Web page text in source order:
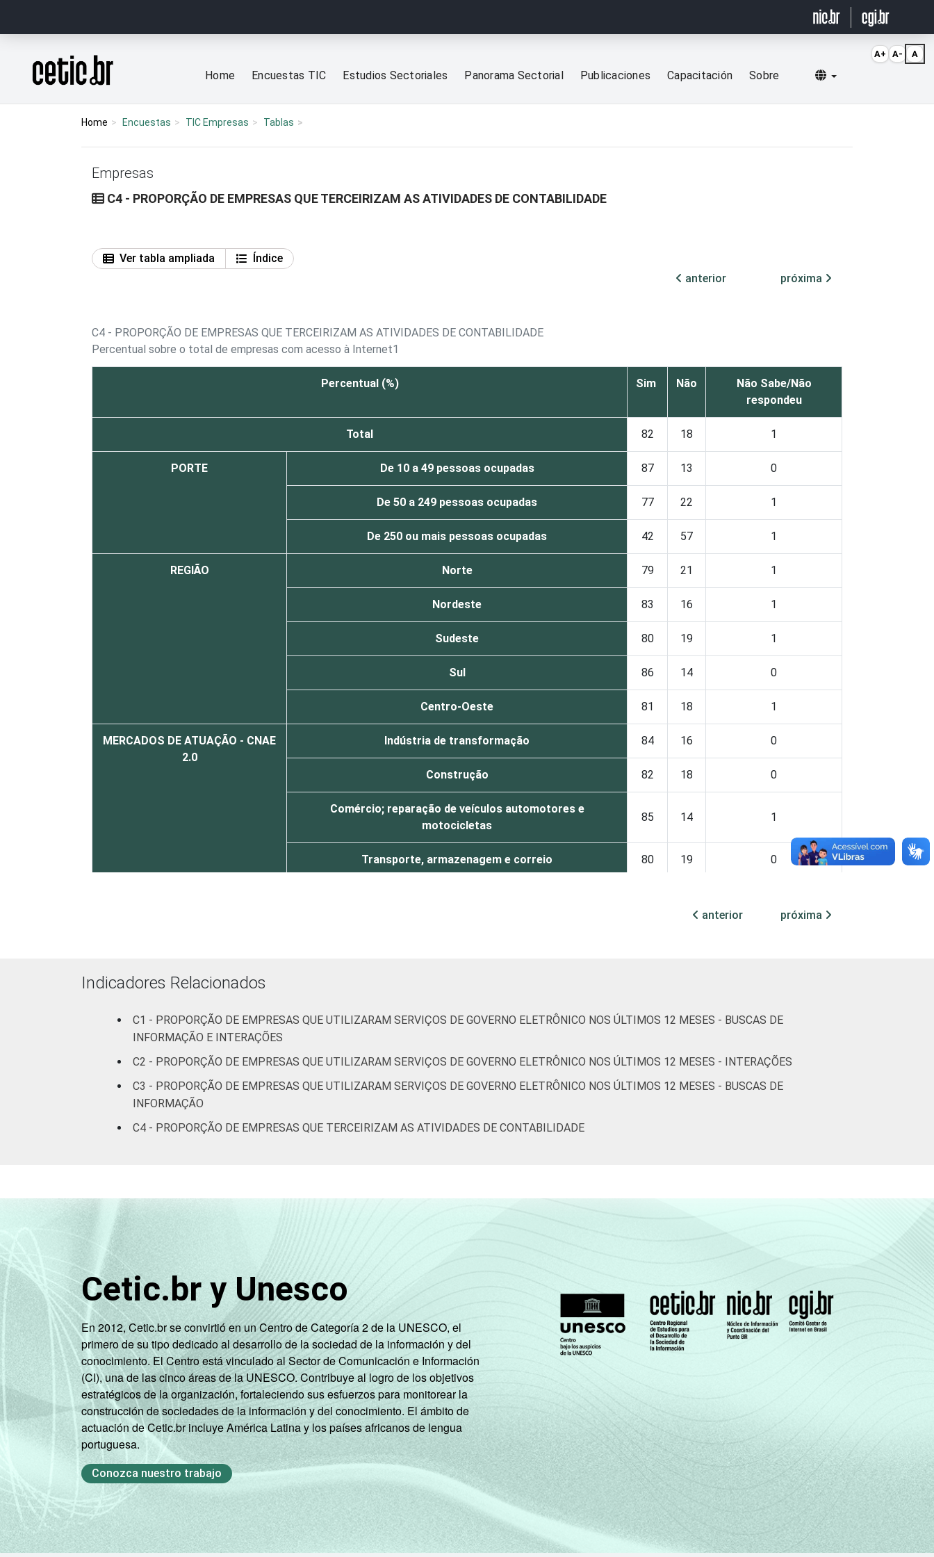
Página inicial
Home Encuestas TIC Estudios Sectoriales Panorama Sectorial Publicaciones Capacitación Sobre Selecionar idioma
Home Encuestas TIC Empresas Tablas
Empresas
C4 - PROPORÇÃO DE EMPRESAS QUE TERCEIRIZAM AS ATIVIDADES DE CONTABILIDADE
Ver tabla ampliada
Índice
anterior
próxima
C4 - PROPORÇÃO DE EMPRESAS QUE TERCEIRIZAM AS ATIVIDADES DE CONTABILIDADE
Percentual sobre o total de empresas com acesso à Internet1
Percentual (%) Sim Não
Não Sabe/Não
respondeu
Total 82 18 1
PORTE De 10 a 49 pessoas ocupadas 87 13 0
De 50 a 249 pessoas ocupadas 77 22 1
De 250 ou mais pessoas ocupadas 42 57 1
REGIÃO Norte 79 21 1
Nordeste 83 16 1
Sudeste 80 19 1
Sul 86 14 0
Centro-Oeste 81 18 1
MERCADOS DE ATUAÇÃO - CNAE
2.0
Indústria de transformação 84 16 0
Construção 82 18 0
Comércio; reparação de veículos automotores e
motocicletas
85 14 1
Transporte, armazenagem e correio 80 19 0
Artes, cultura, esporte e recreação; outras atividades de
1 Base: 6.159 empresas que declararam ter acesso à Internet, com 10 ou mais pessoas ocupadas, que constituem os seguintes segmentos da
CNAE 2.0 (C, F, G, H, I, J, L, M, N, R e S). Dados coletados entre setembro e dezembro de 2013.
anterior próxima
Indicadores Relacionados
C1 - PROPORÇÃO DE EMPRESAS QUE UTILIZARAM SERVIÇOS DE GOVERNO ELETRÔNICO NOS ÚLTIMOS 12 MESES - BUSCAS DE
INFORMAÇÃO E INTERAÇÕES
C2 - PROPORÇÃO DE EMPRESAS QUE UTILIZARAM SERVIÇOS DE GOVERNO ELETRÔNICO NOS ÚLTIMOS 12 MESES - INTERAÇÕES
C3 - PROPORÇÃO DE EMPRESAS QUE UTILIZARAM SERVIÇOS DE GOVERNO ELETRÔNICO NOS ÚLTIMOS 12 MESES - BUSCAS DE
INFORMAÇÃO
C4 - PROPORÇÃO DE EMPRESAS QUE TERCEIRIZAM AS ATIVIDADES DE CONTABILIDADE
Cetic.br y Unesco
En 2012, Cetic.br se convirtió en un Centro de Categoría 2 de la UNESCO, el
primero de su tipo dedicado al desarrollo de la sociedad de la información y del
conocimiento. El Centro está vinculado al Sector de Comunicación e Información
(CI), una de las cinco áreas de la UNESCO. Contribuye al logro de los objetivos
estratégicos de la organización, fortaleciendo sus esfuerzos para monitorear la
construcción de sociedades de la información y del conocimiento. El ámbito de
actuación de Cetic.br incluye América Latina y los países africanos de lengua
portuguesa.
Conozca nuestro trabajo
A+ A- A